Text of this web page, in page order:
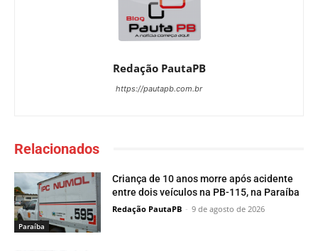
Redação PautaPB
https://pautapb.com.br
Relacionados
Paraí­ba
Criança de 10 anos morre após acidente
entre dois veículos na PB-115, na Paraíba
Redação PautaPB - 9 de agosto de 2026